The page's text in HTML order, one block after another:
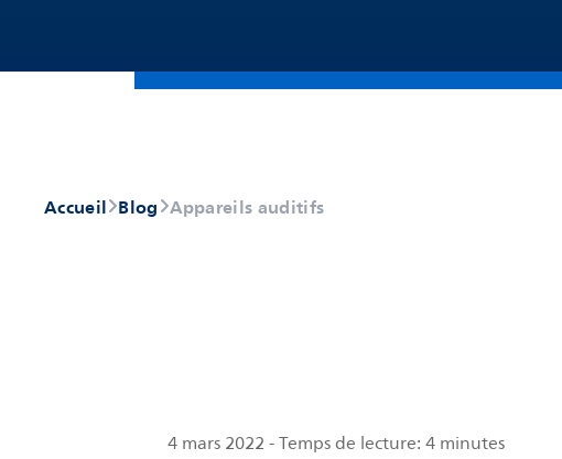
Accueil Blog Appareils auditifs
4 mars 2022-Temps de lecture:4 minutes